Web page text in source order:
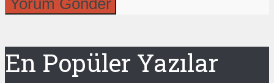
En Popüler Yazılar